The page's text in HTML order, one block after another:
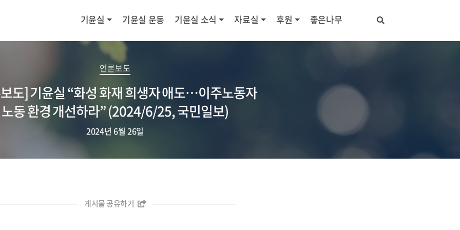
기윤실 기윤실 운동 기윤실 소식 자료실 후원 좋은나무
언론보도
도] 기윤실 “화성 화재 희생자 애도…이주노동자
노동 환경 개선하라” (2024/6/25, 국민일보)
2024년 6월 26일
게시물 공유하기